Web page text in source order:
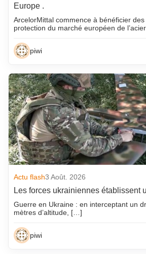
Europe .
ArcelorMittal commence à bénéficier
protection du marché européen de
piwi
Actu flash3 Août. 2026
Les forces ukrainiennes établissent
Guerre en Ukraine : en interceptant un
mètres d’altitude, […]
piwi